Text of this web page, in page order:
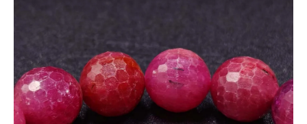
⚠️ 数量限定・一点物。再入荷は未定です。
仕入れをご検討中の方は、お早めにご確認ください。
★画像の商品が届きます。